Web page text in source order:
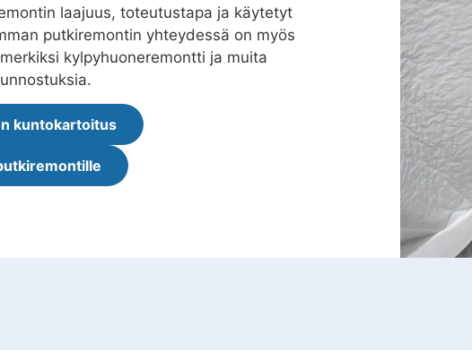
laajuus, toteutustapa ja käytetyt
putkiremontin yhteydessä on myös
kylpyhuoneremontti ja muita
kuntokartoitus